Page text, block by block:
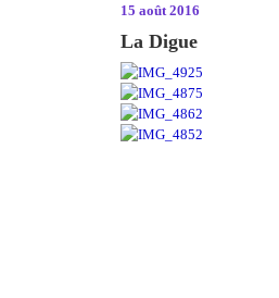
15 août 2016
La Digue